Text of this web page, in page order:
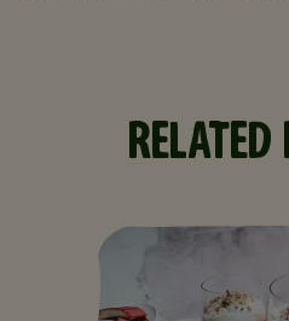
RELATED